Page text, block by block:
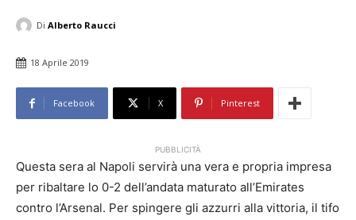
Di Alberto Raucci
18 Aprile 2019
Facebook X Pinterest
PUBBLICITÀ
Questa sera al Napoli servirà una vera e propria impresa
per ribaltare lo 0-2 dell’andata maturato all’Emirates
contro l’Arsenal. Per spingere gli azzurri alla vittoria, il tifo